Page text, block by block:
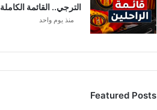
الترجي.. القائمة الكاملة
منذ يوم واحد
Featured Posts